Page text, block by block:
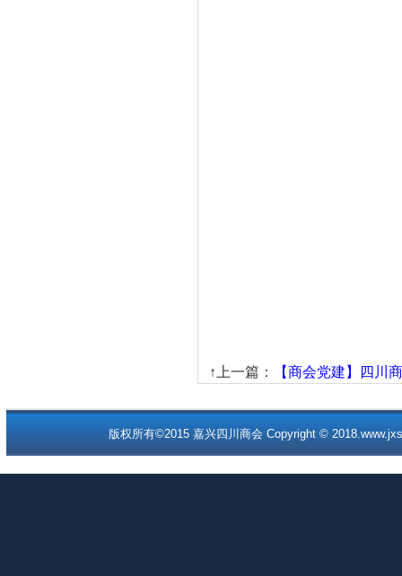
↑上一篇： 【商会党建】四川
版权所有©2015 嘉兴四川商会 Copyright ©